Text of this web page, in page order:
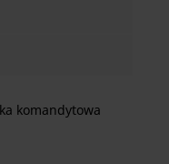
komandytowa